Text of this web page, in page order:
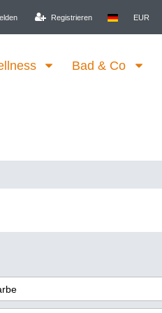
Registrieren EUR
Bad & Co